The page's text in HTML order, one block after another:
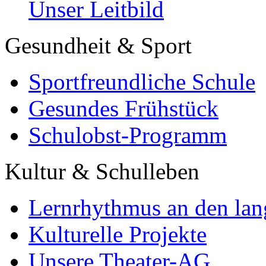
Unser Leitbild
Gesundheit & Sport
Sportfreundliche Schule
Gesundes Frühstück
Schulobst-Programm
Kultur & Schulleben
Lernrhythmus an den
Kulturelle Projekte